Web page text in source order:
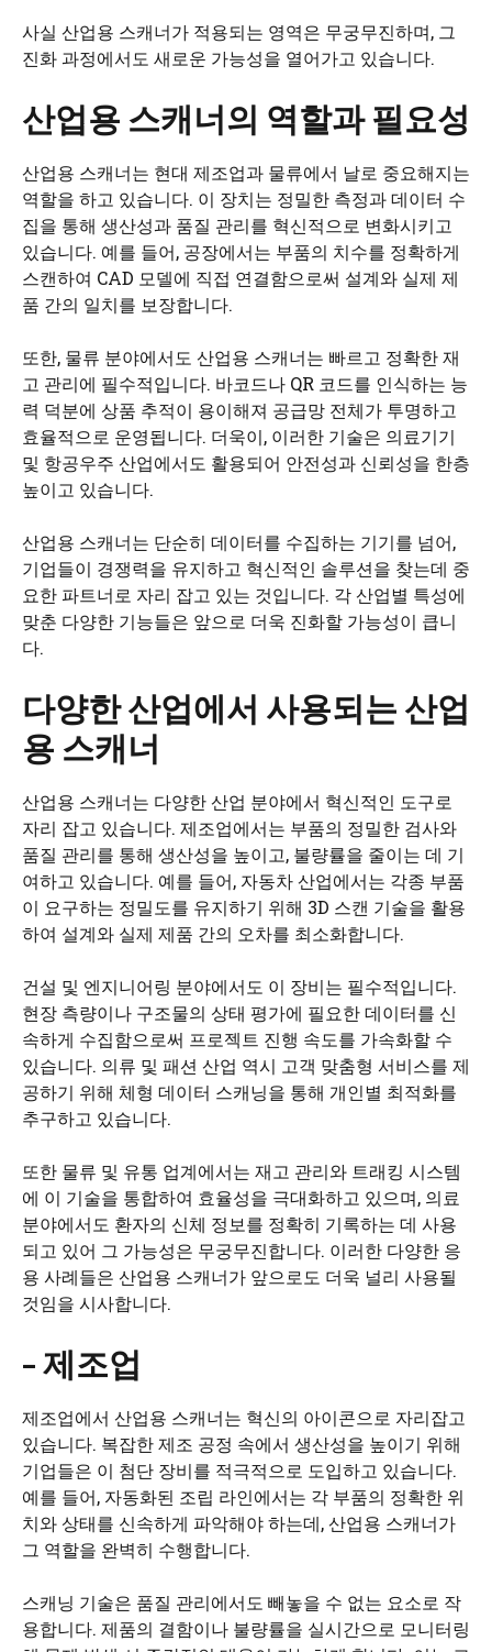
사실 산업용 스캐너가 적용되는 영역은 무궁무진하며, 그
진화 과정에서도 새로운 가능성을 열어가고 있습니다.
산업용 스캐너의 역할과 필요성
산업용 스캐너는 현대 제조업과 물류에서 날로 중요해지는
역할을 하고 있습니다. 이 장치는 정밀한 측정과 데이터 수
집을 통해 생산성과 품질 관리를 혁신적으로 변화시키고
있습니다. 예를 들어, 공장에서는 부품의 치수를 정확하게
스캔하여 CAD 모델에 직접 연결함으로써 설계와 실제 제
품 간의 일치를 보장합니다.
또한, 물류 분야에서도 산업용 스캐너는 빠르고 정확한 재
고 관리에 필수적입니다. 바코드나 QR 코드를 인식하는 능
력 덕분에 상품 추적이 용이해져 공급망 전체가 투명하고
효율적으로 운영됩니다. 더욱이, 이러한 기술은 의료기기
및 항공우주 산업에서도 활용되어 안전성과 신뢰성을 한층
높이고 있습니다.
산업용 스캐너는 단순히 데이터를 수집하는 기기를 넘어,
기업들이 경쟁력을 유지하고 혁신적인 솔루션을 찾는데 중
요한 파트너로 자리 잡고 있는 것입니다. 각 산업별 특성에
맞춘 다양한 기능들은 앞으로 더욱 진화할 가능성이 큽니
다.
다양한 산업에서 사용되는 산업
용 스캐너
산업용 스캐너는 다양한 산업 분야에서 혁신적인 도구로
자리 잡고 있습니다. 제조업에서는 부품의 정밀한 검사와
품질 관리를 통해 생산성을 높이고, 불량률을 줄이는 데 기
여하고 있습니다. 예를 들어, 자동차 산업에서는 각종 부품
이 요구하는 정밀도를 유지하기 위해 3D 스캔 기술을 활용
하여 설계와 실제 제품 간의 오차를 최소화합니다.
건설 및 엔지니어링 분야에서도 이 장비는 필수적입니다.
현장 측량이나 구조물의 상태 평가에 필요한 데이터를 신
속하게 수집함으로써 프로젝트 진행 속도를 가속화할 수
있습니다. 의류 및 패션 산업 역시 고객 맞춤형 서비스를 제
공하기 위해 체형 데이터 스캐닝을 통해 개인별 최적화를
추구하고 있습니다.
또한 물류 및 유통 업계에서는 재고 관리와 트래킹 시스템
에 이 기술을 통합하여 효율성을 극대화하고 있으며, 의료
분야에서도 환자의 신체 정보를 정확히 기록하는 데 사용
되고 있어 그 가능성은 무궁무진합니다. 이러한 다양한 응
용 사례들은 산업용 스캐너가 앞으로도 더욱 널리 사용될
것임을 시사합니다.
– 제조업
제조업에서 산업용 스캐너는 혁신의 아이콘으로 자리잡고
있습니다. 복잡한 제조 공정 속에서 생산성을 높이기 위해
기업들은 이 첨단 장비를 적극적으로 도입하고 있습니다.
예를 들어, 자동화된 조립 라인에서는 각 부품의 정확한 위
치와 상태를 신속하게 파악해야 하는데, 산업용 스캐너가
그 역할을 완벽히 수행합니다.
스캐닝 기술은 품질 관리에서도 빼놓을 수 없는 요소로 작
용합니다. 제품의 결함이나 불량률을 실시간으로 모니터링